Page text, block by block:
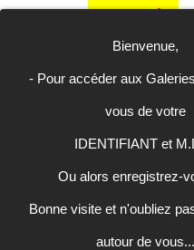
Bienvenue,
- Pour accéder aux
vous de votre
IDENTIFIANT et
Ou alors enregistrez-
Bonne visite et n'oubliez
autour de vous...
Aller au contenu Galeries
Galeries
Recevoir